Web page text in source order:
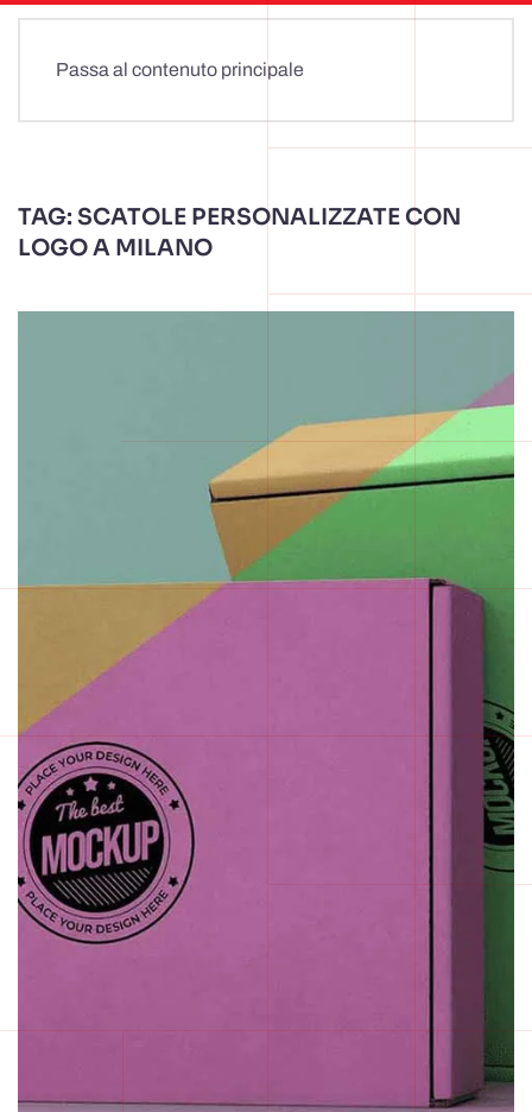
Passa al contenuto principale
TAG: SCATOLE PERSONALIZZATE CON
LOGO A MILANO